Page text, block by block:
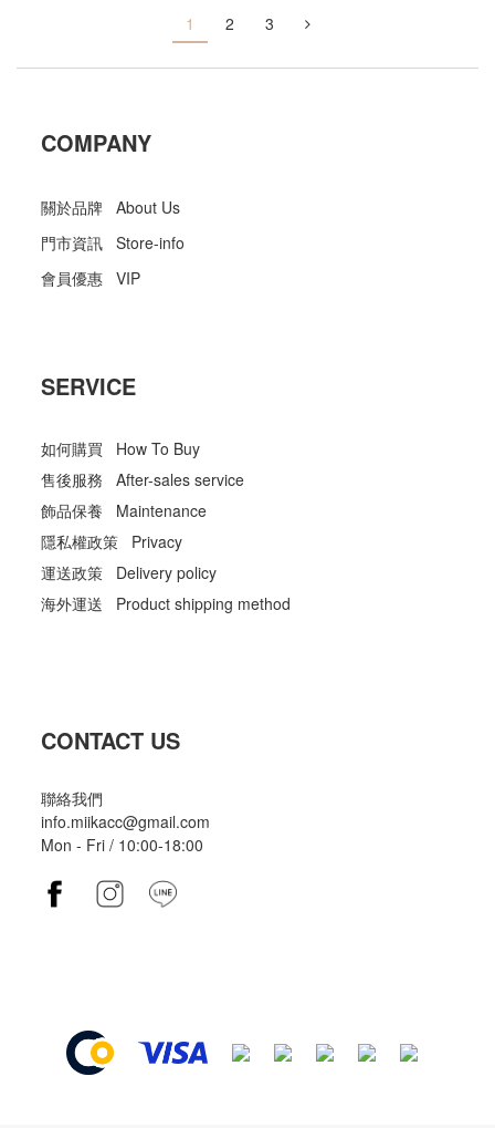
1 2 3
COMPANY
關於品牌 About Us
門市資訊 Store-info
會員優惠 VIP
SERVICE
如何購買 How To Buy
售後服務 After-sales service
飾品保養 Maintenance
隱私權政策 Privacy
運送政策 Delivery policy
海外運送 Product shipping method
CONTACT US
聯絡我們
info.miikacc@gmail.com
Mon - Fri / 10:00-18:00